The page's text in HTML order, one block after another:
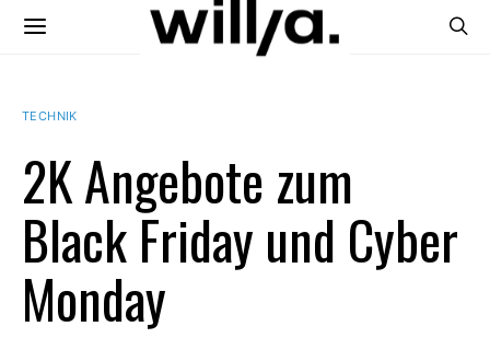
TECHNIK
2K Angebote zum
Black Friday und Cyber
Monday